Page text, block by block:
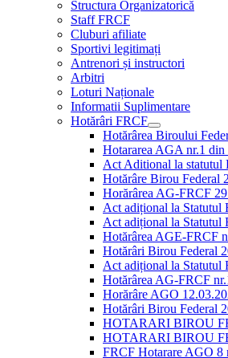
Structura Organizatorică
Staff FRCF
Cluburi afiliate
Sportivi legitimați
Antrenori și instructori
Arbitri
Loturi Naționale
Informatii Suplimentare
Hotărâri FRCF
Hotărârea Biroului
Hotararea AGA nr.1 din
Act Aditional la statutul
Hotărâre Birou Federal
Horărârea AG-FRCF
Act adițional la Statutul
Act adițional la Statutul
Hotărârea AGE-FRCF
Hotărâri Birou Federal
Act adițional la Statutul
Hotărârea AG-FRCF
Horărâre AGO
Hotărâri Birou Federal
HOTARARI BIROU
HOTARARI BIROU
FRCF Hotarare AGO 8